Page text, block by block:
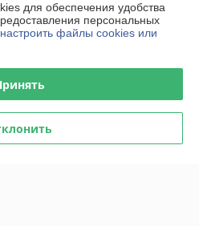
Deal.by
для обеспечения удобства
персональных
файлы cookies или